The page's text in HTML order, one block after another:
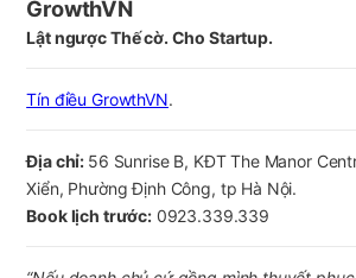
GrowthVN
Lật ngược Thế cờ. Cho Startup.
Tín điều GrowthVN.
Địa chỉ: 56 Sunrise B, KĐT The Manor
Xiển, Phường Định Công, tp Hà Nội.
Book lịch trước:0923.339.339